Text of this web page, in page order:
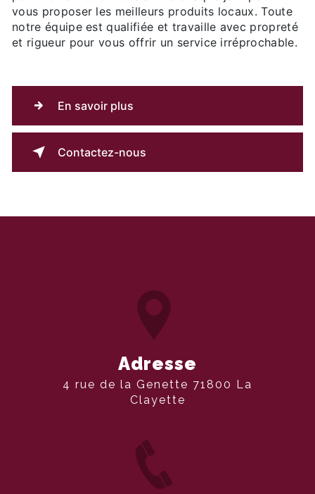
vous proposer les meilleurs produits locaux. Toute
notre équipe est qualifiée et travaille avec propreté
et rigueur pour vous offrir un service irréprochable.
En savoir plus
Contactez-nous
Adresse
4 rue de la Genette 71800 La
Clayette